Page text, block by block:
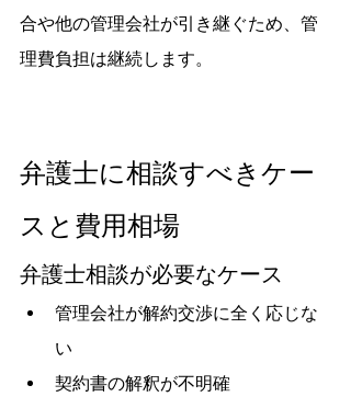
合や他の管理会社が引き継ぐため、管
理費負担は継続します。
弁護士に相談すべきケー
スと費用相場
弁護士相談が必要なケース
管理会社が解約交渉に全く応じな
い
契約書の解釈が不明確